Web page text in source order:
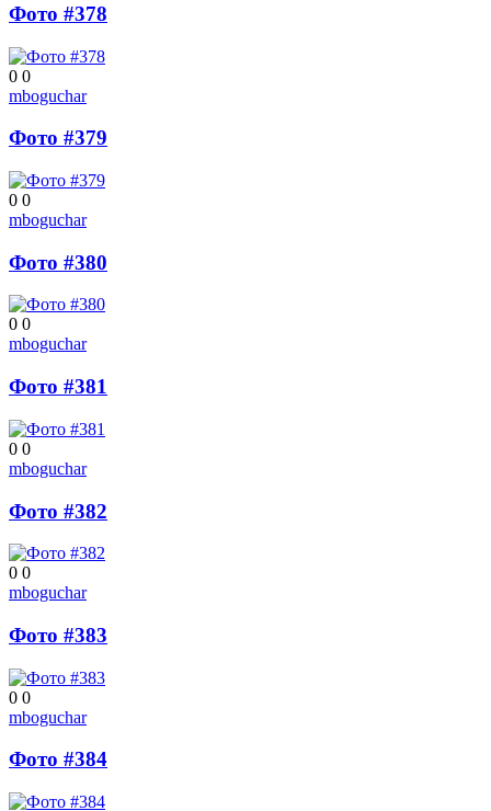
Фото #378
0 0
mboguchar
Фото #379
0 0
mboguchar
Фото #380
0 0
mboguchar
Фото #381
0 0
mboguchar
Фото #382
0 0
mboguchar
Фото #383
0 0
mboguchar
Фото #384